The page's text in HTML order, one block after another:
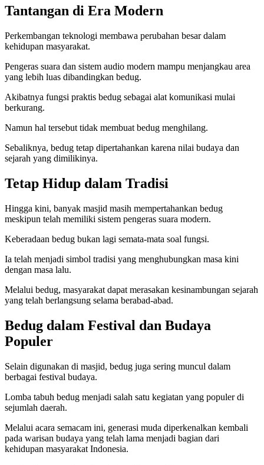
Tantangan di Era Modern
Perkembangan teknologi membawa perubahan besar dalam
kehidupan masyarakat.
Pengeras suara dan sistem audio modern mampu menjangkau area
yang lebih luas dibandingkan bedug.
Akibatnya fungsi praktis bedug sebagai alat komunikasi mulai
berkurang.
Namun hal tersebut tidak membuat bedug menghilang.
Sebaliknya, bedug tetap dipertahankan karena nilai budaya dan
sejarah yang dimilikinya.
Tetap Hidup dalam Tradisi
Hingga kini, banyak masjid masih mempertahankan bedug
meskipun telah memiliki sistem pengeras suara modern.
Keberadaan bedug bukan lagi semata-mata soal fungsi.
Ia telah menjadi simbol tradisi yang menghubungkan masa kini
dengan masa lalu.
Melalui bedug, masyarakat dapat merasakan kesinambungan sejarah
yang telah berlangsung selama berabad-abad.
Bedug dalam Festival dan Budaya
Populer
Selain digunakan di masjid, bedug juga sering muncul dalam
berbagai festival budaya.
Lomba tabuh bedug menjadi salah satu kegiatan yang populer di
sejumlah daerah.
Melalui acara semacam ini, generasi muda diperkenalkan kembali
pada warisan budaya yang telah lama menjadi bagian dari
kehidupan masyarakat Indonesia.